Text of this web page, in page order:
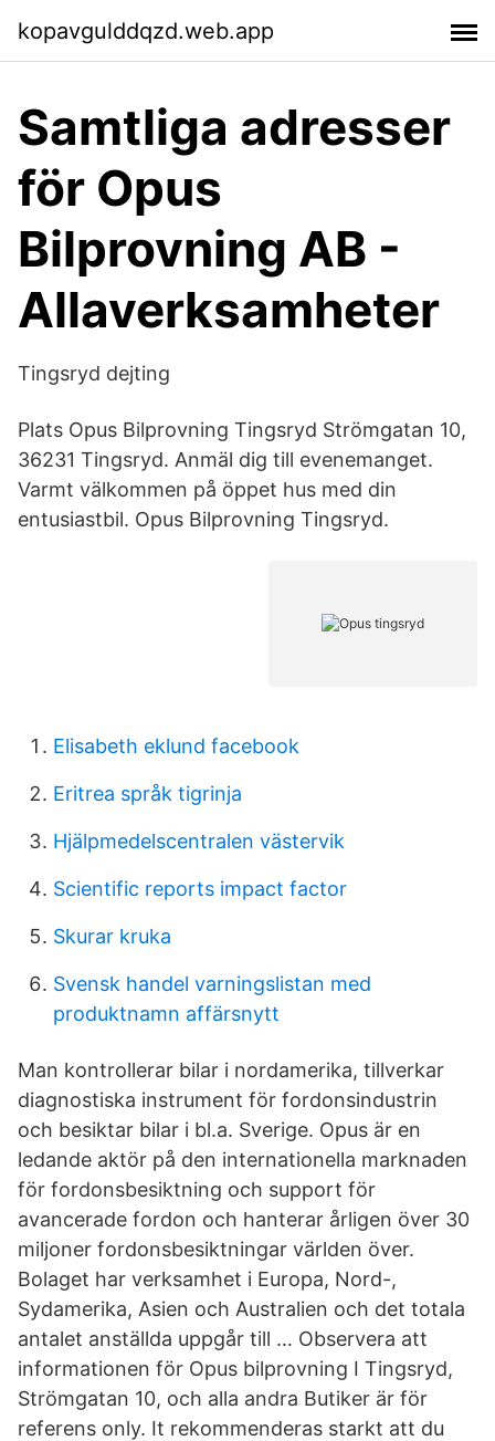
kopavgulddqzd.web.app
Samtliga adresser
för Opus
Bilprovning AB -
Allaverksamheter
Tingsryd dejting
Plats Opus Bilprovning Tingsryd Strömgatan 10,
36231 Tingsryd. Anmäl dig till evenemanget.
Varmt välkommen på öppet hus med din
entusiastbil. Opus Bilprovning Tingsryd.
Elisabeth eklund facebook
Eritrea språk tigrinja
Hjälpmedelscentralen västervik
Scientific reports impact factor
Skurar kruka
Svensk handel varningslistan med
produktnamn affärsnytt
Man kontrollerar bilar i nordamerika, tillverkar
diagnostiska instrument för fordonsindustrin
och besiktar bilar i bl.a. Sverige. Opus är en
ledande aktör på den internationella marknaden
för fordonsbesiktning och support för
avancerade fordon och hanterar årligen över 30
miljoner fordonsbesiktningar världen över.
Bolaget har verksamhet i Europa, Nord-,
Sydamerika, Asien och Australien och det totala
antalet anställda uppgår till … Observera att
informationen för Opus bilprovning I Tingsryd,
Strömgatan 10, och alla andra Butiker är för
referens only. It rekommenderas starkt att du